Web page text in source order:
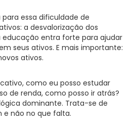
essa dificuldade de
a desvalorização dos
educação entra forte para ajudar
seus ativos. E mais importante:
ativos.
como eu posso estudar
de renda, como posso ir atrás?
dominante. Trata-se de
e não no que falta.